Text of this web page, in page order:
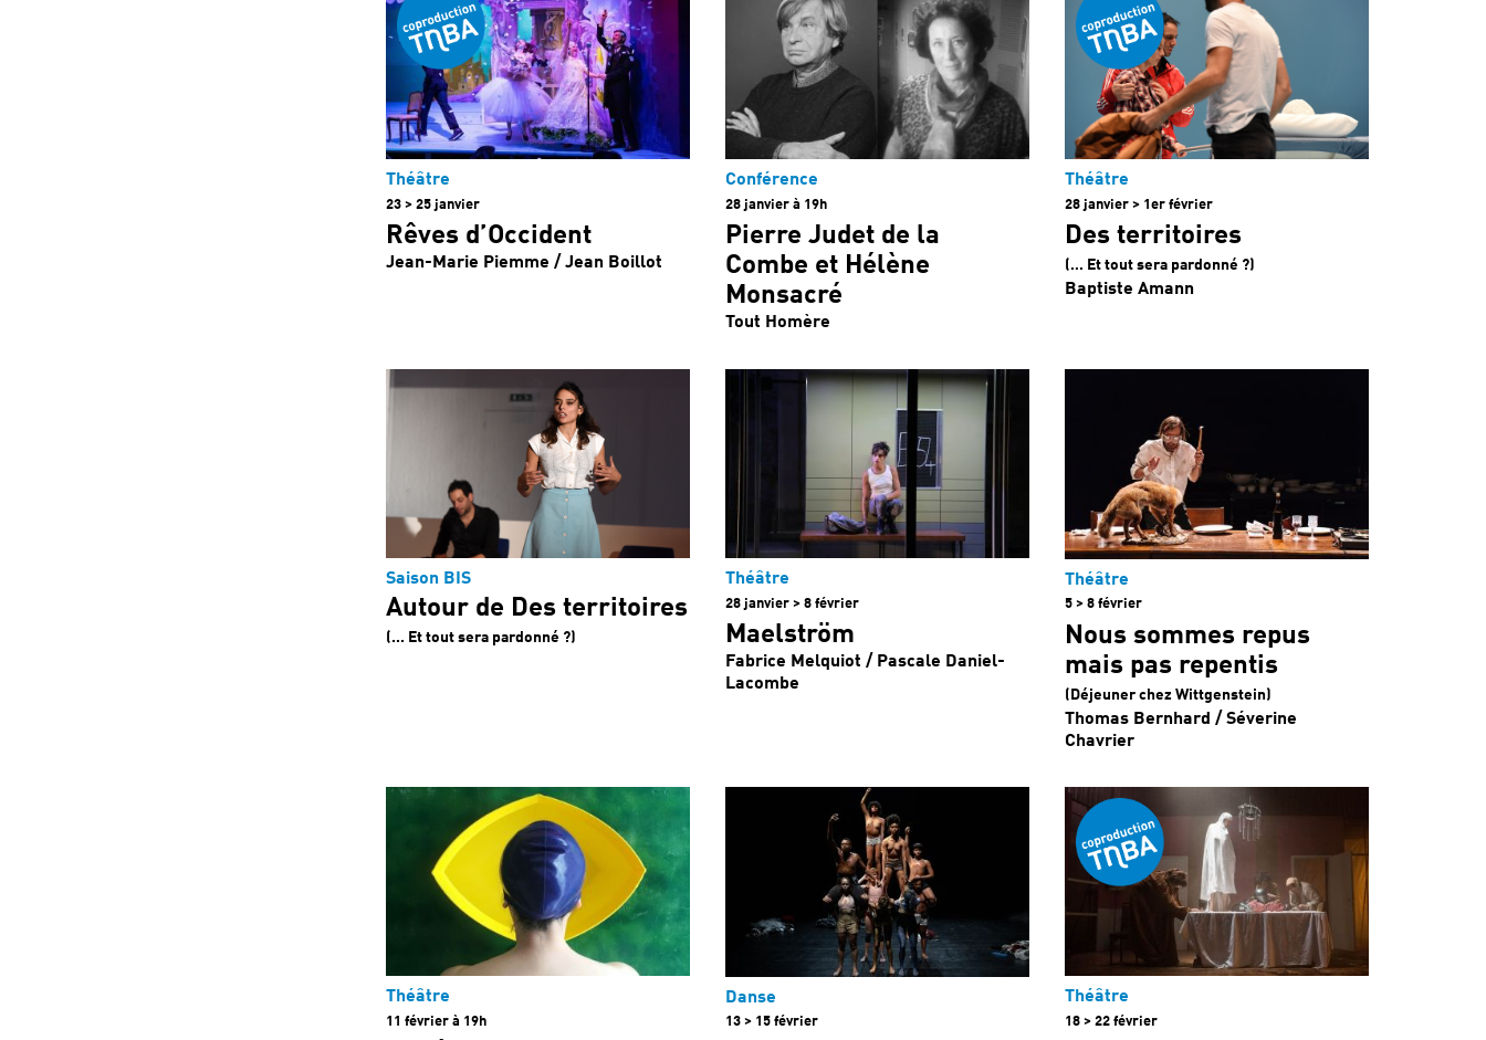
Théâtre
23 > 25 janvier
Rêves d’Occident
Jean-Marie Piemme / Jean Boillot
Conférence
28 janvier à 19h
Pierre Judet de la
Combe et Hélène
Monsacré
Tout Homère
Théâtre
28 janvier > 1er février
Des territoires
(… Et tout sera pardonné ?)
Baptiste Amann
Saison BIS
Autour de Des territoires
(... Et tout sera pardonné ?)
Théâtre
28 janvier > 8 février
Maelström
Fabrice Melquiot / Pascale Daniel-
Lacombe
Théâtre
5 > 8 février
Nous sommes repus
mais pas repentis
(Déjeuner chez Wittgenstein)
Thomas Bernhard / Séverine
Chavrier
Théâtre
11 février à 19h
Danse
13 > 15 février
Théâtre
18 > 22 février